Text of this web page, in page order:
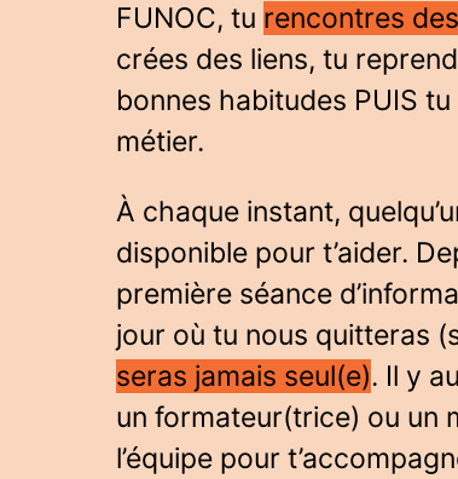
FUNOC, tu rencontres
crées des liens, tu
bonnes habitudes PUIS
métier.
À chaque instant,
disponible pour t’aider.
première séance
jour où tu nous quitteras
seras jamais seul(e). Il y
un formateur(trice) ou un
l’équipe pour